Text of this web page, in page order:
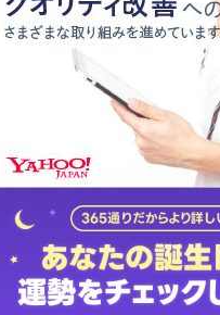
ユーザーの声
占いの流れ
おすすめの占い師
よくある質問